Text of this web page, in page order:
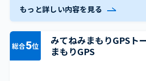
もっと詳しい内容を見る
総合5位
みてねみまもりGPSト
まもりGPS